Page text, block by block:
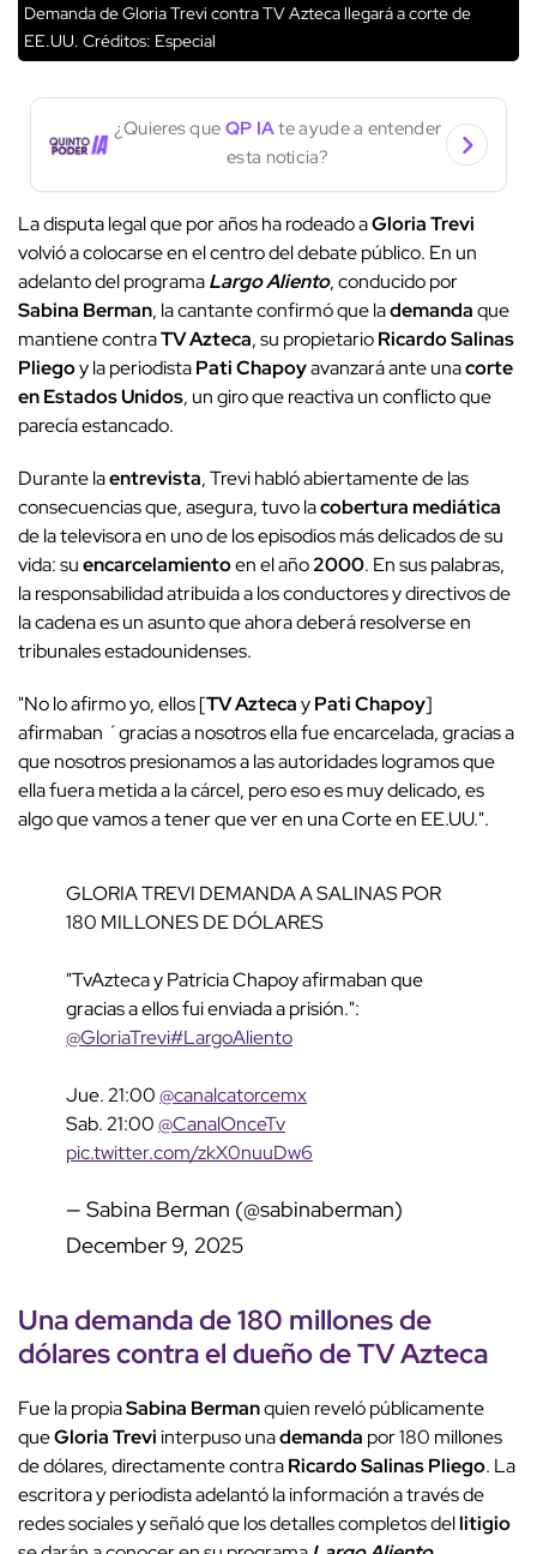
Demanda de Gloria Trevi contra TV Azteca llegará a corte de
EE.UU. Créditos: Especial
¿Quieres que QP IAte ayude a entender
esta noticia?
La disputa legal que por años ha rodeado aGloria Trevi
volvió a colocarse en el centro del debate público. En un
adelanto del programaLargo Aliento, conducido por
Sabina Berman, la cantante confirmó que lademandaque
mantiene contraTV Azteca, su propietarioRicardo Salinas
Pliegoy la periodistaPati Chapoyavanzará ante unacorte
en Estados Unidos, un giro que reactiva un conflicto que
parecía estancado.
Durante laentrevista, Trevi habló abiertamente de las
consecuencias que, asegura, tuvo lacobertura mediática
de la televisora en uno de los episodios más delicados de su
vida: suencarcelamientoen el año2000. En sus palabras,
la responsabilidad atribuida a los conductores y directivos de
la cadena es un asunto que ahora deberá resolverse en
tribunales estadounidenses.
"No lo afirmo yo, ellos [TVAztecayPati Chapoy]
afirmaban ´gracias a nosotros ella fue encarcelada, gracias a
que nosotros presionamos a las autoridades logramos que
ella fuera metida a la cárcel, pero eso es muy delicado, es
algo que vamos a tener que ver en una Corte en EE.UU.".
GLORIA TREVI DEMANDA A SALINAS POR
180 MILLONES DE DÓLARES
"TvAzteca y Patricia Chapoy afirmaban que
gracias a ellos fui enviada a prisión.":
@GloriaTrevi#LargoAliento
Jue. 21:00@canalcatorcemx
Sab. 21:00@CanalOnceTv
pic.twitter.com/zkX0nuuDw6
— Sabina Berman (@sabinaberman)
December 9, 2025
Unademandade 180 millones de
dólares contra el dueño deTV Azteca
Fue la propiaSabina Bermanquien reveló públicamente
queGloria Treviinterpuso unademanda por 180 millones
de dólares, directamente contraRicardo Salinas Pliego. La
escritora y periodista adelantó la información a través de
redes sociales y señaló que los detalles completos dellitigio